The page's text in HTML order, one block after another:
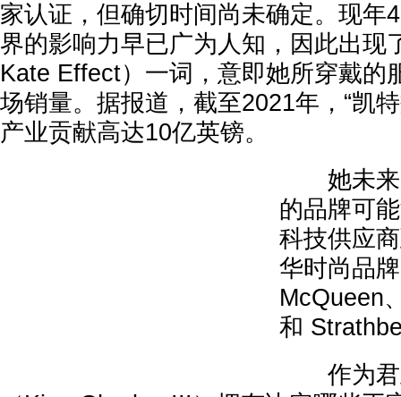
家认证，但确切时间尚未确定。现年
界的影响力早已广为人知，因此出现
Kate Effect）一词，意即她所穿戴的
场销量。据报道，截至2021年，“凯
产业贡献高达10亿英镑。
她未来
的品牌可
科技供应
华时尚品
McQueen
和
作为君